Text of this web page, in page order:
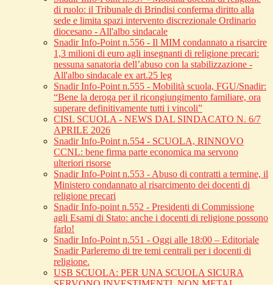
di ruolo: il Tribunale di Brindisi conferma diritto alla
sede e limita spazi intervento discrezionale Ordinario
diocesano - All'albo sindacale
Snadir Info-Point n.556 - Il MIM condannato a risarcire
1,3 milioni di euro agli insegnanti di religione precari:
nessuna sanatoria dell’abuso con la stabilizzazione -
All'albo sindacale ex art.25 leg
Snadir Info-Point n.555 - Mobilità scuola, FGU/Snadir:
“Bene la deroga per il ricongiungimento familiare, ora
superare definitivamente tutti i vincoli”
CISL SCUOLA - NEWS DAL SINDACATO N. 6/7
APRILE 2026
Snadir Info-Point n.554 - SCUOLA, RINNOVO
CCNL: bene firma parte economica ma servono
ulteriori risorse
Snadir Info-Point n.553 - Abuso di contratti a termine, il
Ministero condannato al risarcimento dei docenti di
religione precari
Snadir Info-point n.552 - Presidenti di Commissione
agli Esami di Stato: anche i docenti di religione possono
farlo!
Snadir Info-Point n.551 - Oggi alle 18:00 – Editoriale
Snadir Parleremo di tre temi centrali per i docenti di
religione.
USB SCUOLA: PER UNA SCUOLA SICURA